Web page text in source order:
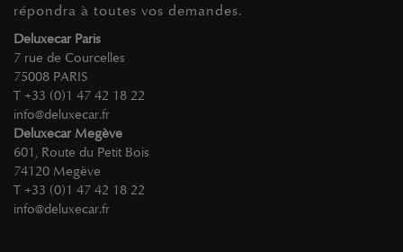
répondra à toutes vos demandes.
Deluxecar Paris
7 rue de Courcelles
75008 PARIS
T +33 (0)1 47 42 18 22
info@deluxecar.fr
Deluxecar Megève
601, Route du Petit Bois
74120 Megève
T +33 (0)1 47 42 18 22
info@deluxecar.fr